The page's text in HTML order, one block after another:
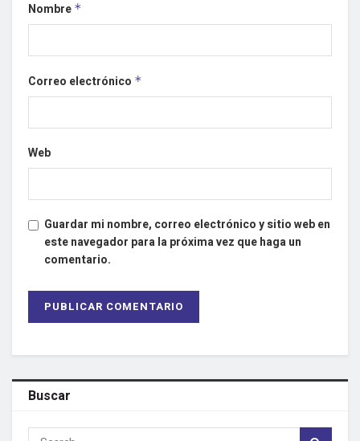
Nombre *
Correo electrónico *
Web
Guardar mi nombre, correo electrónico y sitio web en
este navegador para la próxima vez que haga un
comentario.
Buscar